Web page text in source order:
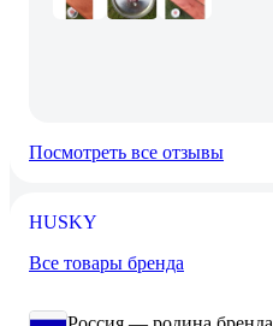
Посмотреть все отзывы
HUSKY
Все товары бренда